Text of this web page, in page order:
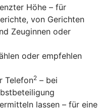
Höhe – für
von Gerichten
Zeuginnen oder
oder empfehlen
Telefon2 – bei
lassen – für eine